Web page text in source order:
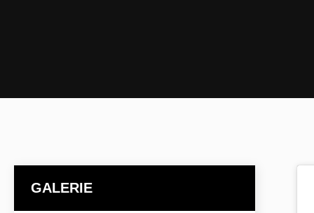
GALERIE